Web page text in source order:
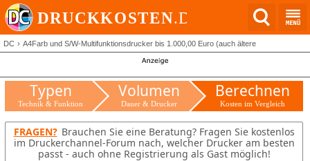
DC A4Farb und S/W-Multifunktionsdrucker bis 1.000,00 Euro (auch ältere
Typen
Technik & Funktion
Volumen
Dauer & Drucker
Berechnen
Kosten im Vergleich
FRAGEN? Brauchen Sie eine Beratung? Fragen Sie kostenlos
im Druckerchannel-Forum nach, welcher Drucker am besten
passt - auch ohne Registrierung als Gast möglich!